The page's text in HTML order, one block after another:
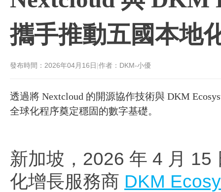
Sumsub
攜手推動五國本地
發布時間： 2026年04月16日 |作者：DKM-小優
透過將 Nextcloud 的開源協作技術與 DKM
全球化程序奠定穩固的數字基礎。
新加坡，2026 年 4 月
化增長服務商 DKM